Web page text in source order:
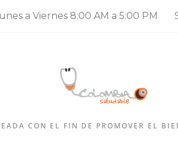
a Viernes 8:00 AM a 5:00 PM
CON EL FIN DE PROMOVER EL